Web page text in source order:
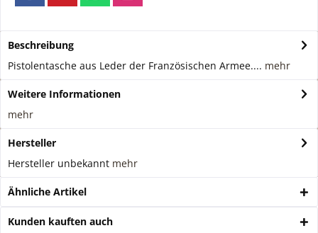
Beschreibung
Pistolentasche aus Leder der Französischen Armee.... mehr
Weitere Informationen
mehr
Hersteller
Hersteller unbekannt mehr
Ähnliche Artikel
Kunden kauften auch